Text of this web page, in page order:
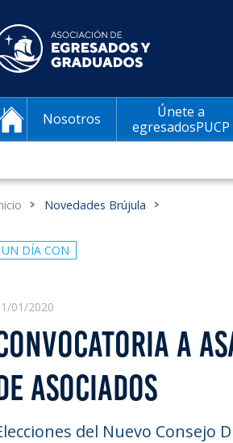
Nosotros
Únete a
egresadosPUCP
Novedades Brújula
UN DÍA CON
01/2020
A
ASOCIADOS
del Nuevo Consejo